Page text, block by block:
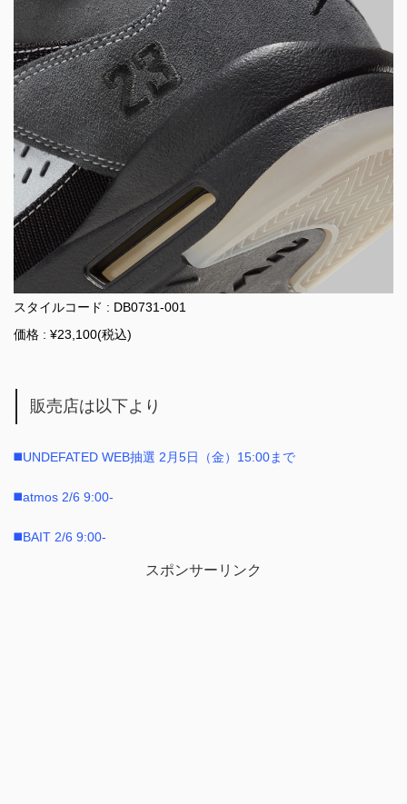
スタイルコード : DB0731-001
価格 : ¥23,100(税込)
販売店は以下より
◼️UNDEFATED WEB抽選 2月5日（金）15:00まで
◼️atmos 2/6 9:00-
◼️BAIT 2/6 9:00-
スポンサーリンク